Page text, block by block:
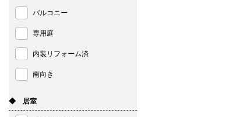
バルコニー
専用庭
内装リフォーム済
南向き
◆ 居室